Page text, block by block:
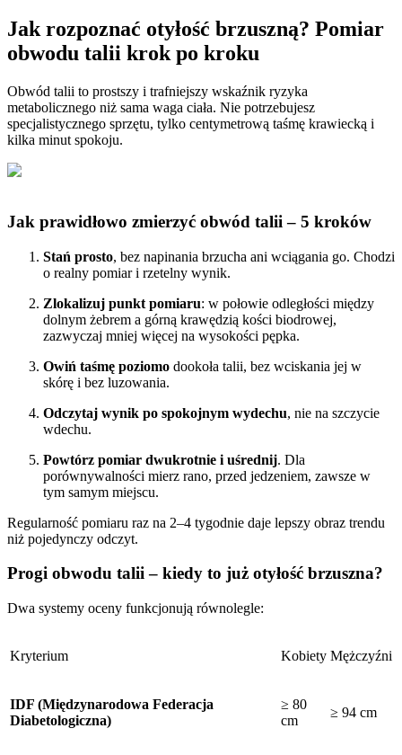
Jak rozpoznać otyłość brzuszną? Pomiar
obwodu talii krok po kroku
Obwód talii to prostszy i trafniejszy wskaźnik ryzyka
metabolicznego niż sama waga ciała. Nie potrzebujesz
specjalistycznego sprzętu, tylko centymetrową taśmę krawiecką i
kilka minut spokoju.
Jak prawidłowo zmierzyć obwód talii – 5 kroków
Stań prosto, bez napinania brzucha ani wciągania go. Chodzi
o realny pomiar i rzetelny wynik.
Zlokalizuj punkt pomiaru: w połowie odległości między
dolnym żebrem a górną krawędzią kości biodrowej,
zazwyczaj mniej więcej na wysokości pępka.
Owiń taśmę poziomo dookoła talii, bez wciskania jej w
skórę i bez luzowania.
Odczytaj wynik po spokojnym wydechu, nie na szczycie
wdechu.
Powtórz pomiar dwukrotnie i uśrednij. Dla
porównywalności mierz rano, przed jedzeniem, zawsze w
tym samym miejscu.
Regularność pomiaru raz na 2–4 tygodnie daje lepszy obraz trendu
niż pojedynczy odczyt.
Progi obwodu talii – kiedy to już otyłość brzuszna?
Dwa systemy oceny funkcjonują równolegle:
Kryterium Kobiety Mężczyźni
IDF (Międzynarodowa Federacja
Diabetologiczna)
≥ 80
cm
≥ 94 cm